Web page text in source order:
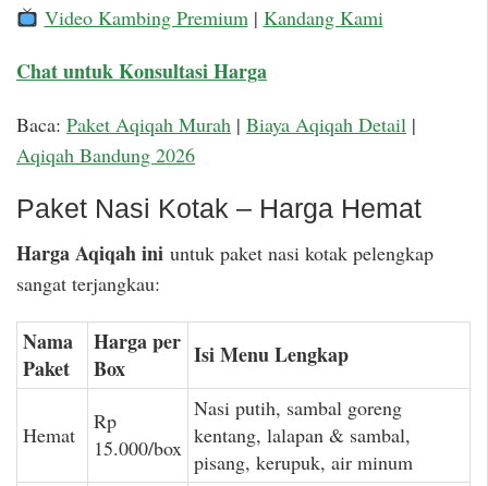
Video Kambing Premium| Kandang Kami
Chat untuk Konsultasi Harga
Baca: Paket Aqiqah Murah | Biaya Aqiqah Detail |
Aqiqah Bandung 2026
Paket Nasi Kotak – Harga Hemat
Harga Aqiqah ini untuk paket nasi kotak pelengkap
sangat terjangkau:
Nama
Paket
Harga per
Box
Isi Menu Lengkap
Hemat
Rp
15.000/box
Nasi putih, sambal goreng
kentang, lalapan & sambal,
pisang, kerupuk, air minum